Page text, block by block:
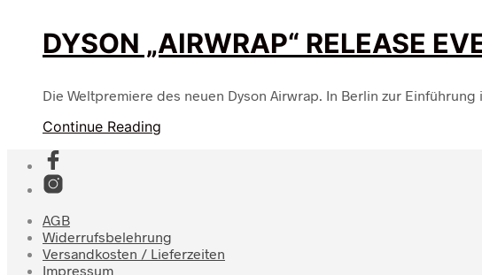
DYSON „AIRWRAP“ RELEASE
Die Weltpremiere des neuen Dyson Airwrap. In Berlin zur Einführung
Continue Reading
AGB
Widerrufsbelehrung
Versandkosten / Lieferzeiten
Impressum